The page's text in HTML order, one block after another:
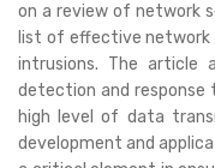
on a review of network
list of effective
intrusions. The article
detection and response
high level of data
development and